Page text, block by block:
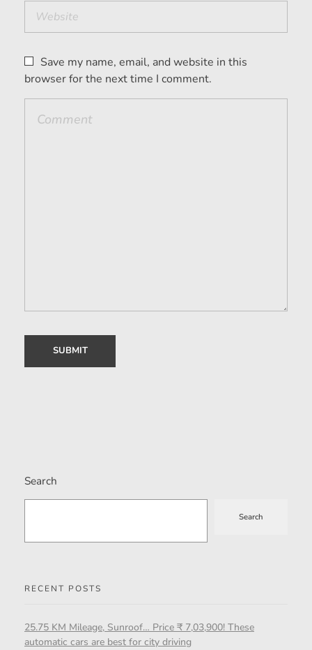
Save my name, email, and website in this
browser for the next time I comment.
Search
Search
RECENT POSTS
25.75 KM Mileage, Sunroof… Price ₹ 7,03,900! These
automatic cars are best for city driving